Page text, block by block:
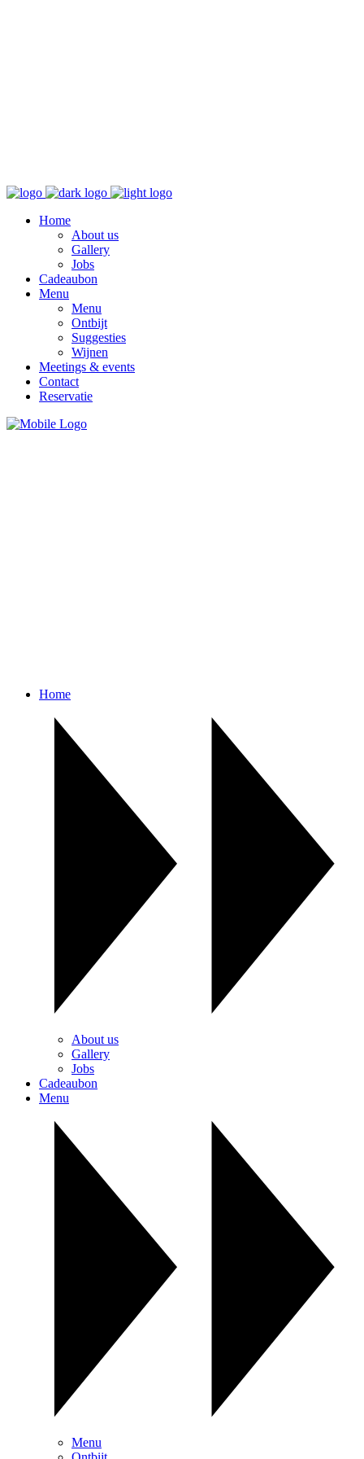
Home
About us
Gallery
Jobs
Cadeaubon
Menu
Menu
Ontbijt
Suggesties
Wijnen
Meetings & events
Contact
Reservatie
Home
About us
Gallery
Jobs
Cadeaubon
Menu
Menu